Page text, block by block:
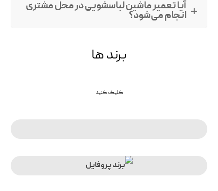
آیا تعمیر ماشین لباسشویی در محل مشتری
انجام می‌شود؟
برند ها
کلیک کنید